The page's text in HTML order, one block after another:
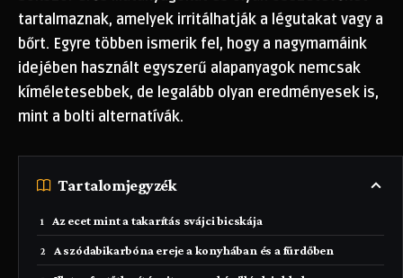
tartalmaznak, amelyek irritálhatják a légutakat vagy a
bőrt. Egyre többen ismerik fel, hogy a nagymamáink
idejében használt egyszerű alapanyagok nemcsak
kíméletesebbek, de legalább olyan eredményesek is,
mint a bolti alternatívák.
Tartalomjegyzék
Az ecet mint a takarítás svájci bicskája
A szódabikarbóna ereje a konyhában és a fürdőben